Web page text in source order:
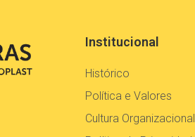
Institucional
Histórico
Política e Valores
Cultura Organizacional